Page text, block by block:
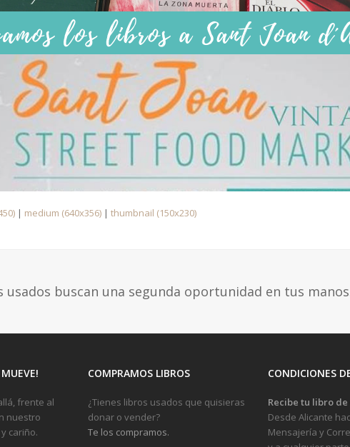
| medium (640x356) | thumbnail (150x230)
usados buscan una segunda oportunidad en tus
frente al
nuestro
cariño.
COMPRAMOS LIBROS
¿Tienes libros usados que quisieras
donar o vender?
Te los compramos.
CONDICIONES
Recibe tu libro de
Desde Alicante
Mensajería y